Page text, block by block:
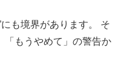
も境界があります。 そ
「もうやめて」の警告か